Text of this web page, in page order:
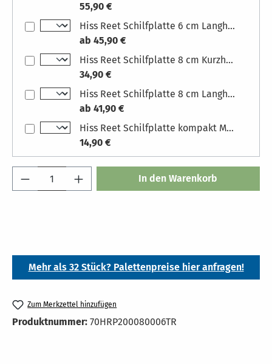
55,90 €
Hiss Reet Schilfplatte 6 cm Langhalm
ab 45,90 €
Hiss Reet Schilfplatte 8 cm Kurzhalm Maße Platten: 100 x 100 cm (LxH)
34,90 €
Hiss Reet Schilfplatte 8 cm Langhalm
ab 41,90 €
Hiss Reet Schilfplatte kompakt Maße: 3 cm (D)
14,90 €
Produkt Anzahl: Gib den gewünschten
In den Warenkorb
Mehr als 32 Stück? Palettenpreise hier anfragen!
Zum Merkzettel hinzufügen
Produktnummer: 70HRP200080006TR